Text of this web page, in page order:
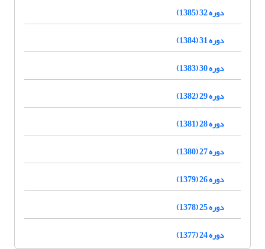
دوره 32 (1385)
دوره 31 (1384)
دوره 30 (1383)
دوره 29 (1382)
دوره 28 (1381)
دوره 27 (1380)
دوره 26 (1379)
دوره 25 (1378)
دوره 24 (1377)